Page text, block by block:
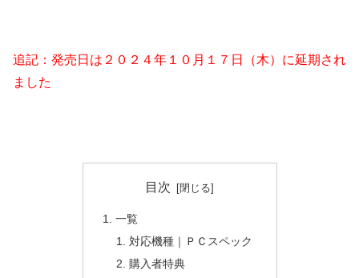
追記：発売日は２０２４年１０月１７日（木）に延期され
ました
目次
一覧
対応機種｜ＰＣスペック
購入者特典